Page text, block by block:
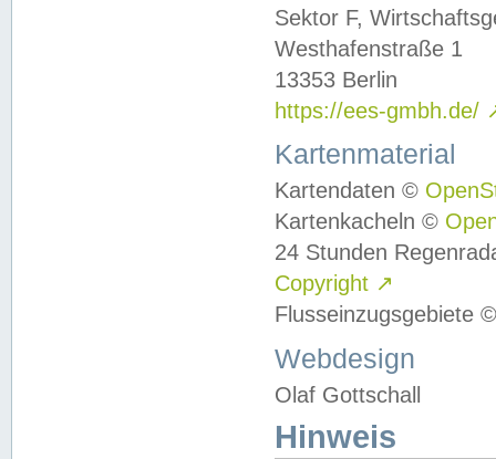
Sektor F,
Westhafenstraße 1
13353 Berlin
https://ees-gmbh.de/
Kartenmaterial
Kartendaten ©
Kartenkacheln ©
24 Stunden
Copyright ↗
Flusseinzugsgebiete
Webdesign
Olaf Gottschall
Hinweis